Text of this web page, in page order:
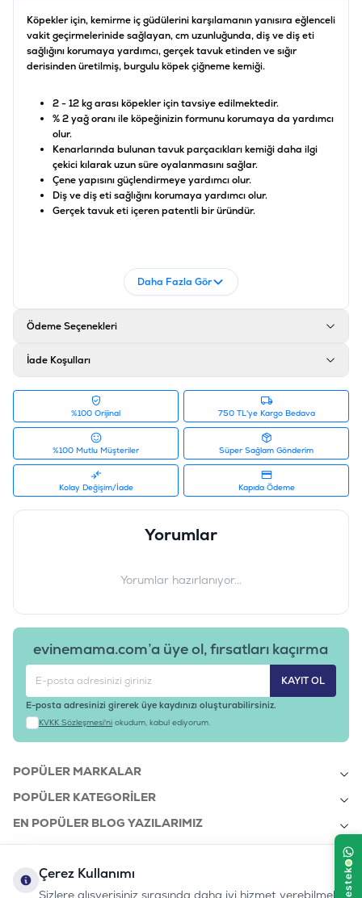
Köpekler için, kemirme iç güdülerini karşılamanın yanısıra eğlenceli
vakit geçirmelerinide sağlayan, cm uzunluğunda, diş ve diş eti
sağlığını korumaya yardımcı, gerçek tavuk etinden ve sığır
derisinden üretilmiş, burgulu köpek çiğneme kemiği.
2 - 12 kg arası köpekler için tavsiye edilmektedir.
% 2 yağ oranı ile köpeğinizin formunu korumaya da yardımcı
olur.
Kenarlarında bulunan tavuk parçacıkları kemiği daha ilgi
çekici kılarak uzun süre oyalanmasını sağlar.
Çene yapısını güçlendirmeye yardımcı olur.
Diş ve diş eti sağlığını korumaya yardımcı olur.
Gerçek tavuk eti içeren patentli bir üründür.
Et ve hayvansal yan ürünleri (tavuk eti % 12,00), mineraller.
3,00, nem % 12,00.
Barkod
Tedarikçi Ürün Kodu
: 406-660962
Daha Fazla Gör
Ödeme Seçenekleri
İade Koşulları
%100 Orijinal 750 TL'ye Kargo Bedava
%100 Mutlu Müşteriler Süper Sağlam Gönderim
Kolay Değişim/İade Kapıda Ödeme
Yorumlar
Yorumlar hazırlanıyor...
evinemama.com’a üye ol, fırsatları kaçırma
KAYIT OL
E-posta adresinizi girerek üye kaydınızı oluşturabilirsiniz.
KVKK Sözleşmesi'ni okudum, kabul ediyorum.
POPÜLER MARKALAR
POPÜLER KATEGORILER
EN POPÜLER BLOG YAZILARIMIZ
KURUMSAL
Çerez Kullanımı
Sizlere alışverişiniz sırasında daha iyi hizmet verebilmek